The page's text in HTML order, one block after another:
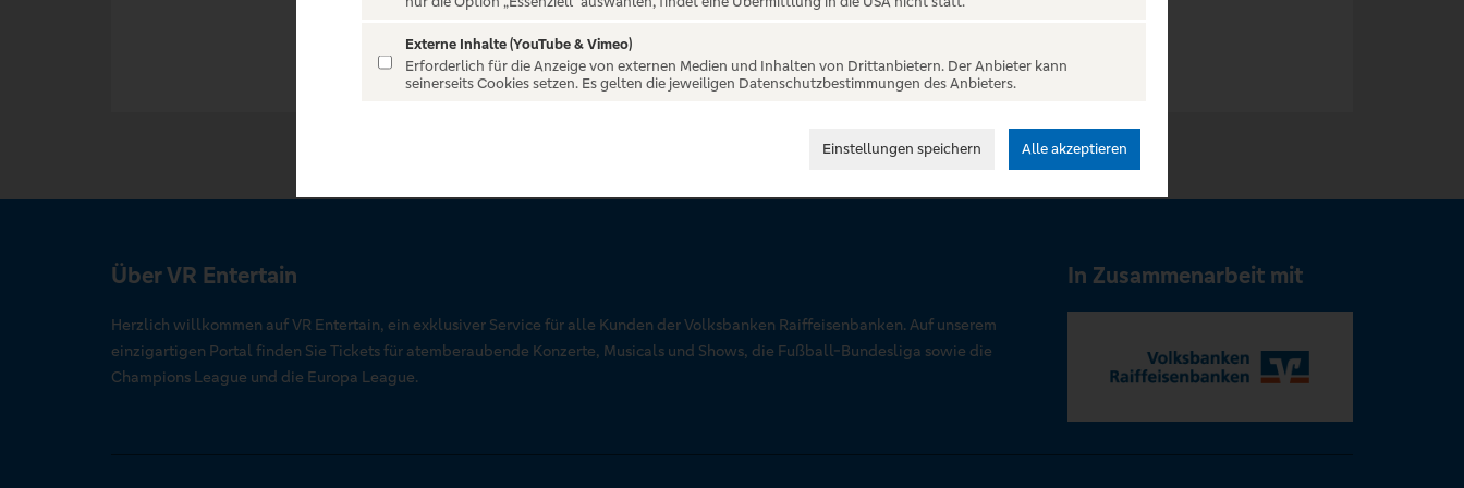
Über VR Entertain
Herzlich willkommen auf VR Entertain, ein exklusiver Service für alle Kunden der Volksbanken Raiffeisenbanken. Auf unserem
einzigartigen Portal finden Sie Tickets für atemberaubende Konzerte, Musicals und Shows, die Fußball-Bundesliga sowie die
Champions League und die Europa League.
In Zusammenarbeit mit
Externe Inhalte (YouTube & Vimeo)
Erforderlich für die Anzeige von externen Medien und Inhalten von Drittanbietern. Der Anbieter kann
seinerseits Cookies setzen. Es gelten die jeweiligen Datenschutzbestimmungen des Anbieters.
Einstellungen speichern Alle akzeptieren